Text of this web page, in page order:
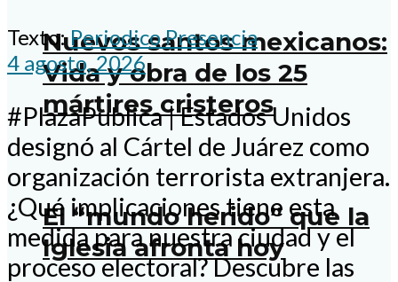
Nuevos santos mexicanos:
Vida y obra de los 25
mártires cristeros
El “mundo herido” que la
Iglesia afronta hoy
Texto: Periodico Presencia
4 agosto, 2026
#PlazaPublica | Estados Unidos
designó al Cártel de Juárez como
organización terrorista extranjera.
¿Qué implicaciones tiene esta
medida para nuestra ciudad y el
proceso electoral? Descubre las